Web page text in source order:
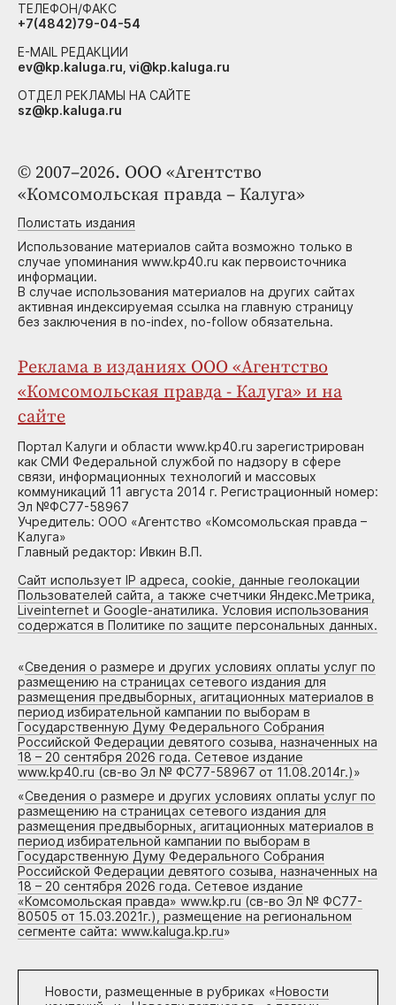
© 2007–2026. ООО «Агентство
«Комсомольская правда – Калуга»
Полистать издания
Использование материалов сайта возможно только в
случае упоминания www.kp40.ru как первоисточника
информации.
В случае использования материалов на других сайтах
активная индексируемая ссылка на главную страницу
без заключения в no-index, no-follow обязательна.
Реклама в изданиях ООО «Агентство
«Комсомольская правда - Калуга» и на
сайте
Портал Калуги и области www.kp40.ru зарегистрирован
как СМИ Федеральной службой по надзору в сфере
связи, информационных технологий и массовых
коммуникаций 11 августа 2014 г. Регистрационный номер:
Эл №ФС77-58967
Учредитель: ООО «Агентство «Комсомольская правда –
Калуга»
Главный редактор: Ивкин В.П.
Сайт использует IP адреса, cookie, данные геолокации
Пользователей сайта, а также счетчики Яндекс.Метрика,
Liveinternet и Google-анатилика. Условия использования
содержатся в Политике по защите персональных данных.
«Сведения о размере и других условиях оплаты услуг по
размещению на страницах сетевого издания для
размещения предвыборных, агитационных материалов в
период избирательной кампании по выборам в
Государственную Думу Федерального Собрания
Российской Федерации девятого созыва, назначенных на
18 – 20 сентября 2026 года. Сетевое издание
www.kp40.ru (св-во Эл № ФС77-58967 от 11.08.2014г.)»
«Сведения о размере и других условиях оплаты услуг по
размещению на страницах сетевого издания для
размещения предвыборных, агитационных материалов в
период избирательной кампании по выборам в
Государственную Думу Федерального Собрания
Российской Федерации девятого созыва, назначенных на
18 – 20 сентября 2026 года. Сетевое издание
«Комсомольская правда» www.kp.ru (св-во Эл № ФС77-
80505 от 15.03.2021г.), размещение на региональном
сегменте сайта: www.kaluga.kp.ru»
Новости, размещенные в рубриках «Новости
ТЕЛЕФОН/ФАКС
+7(4842)79-04-54
E-MAIL РЕДАКЦИИ
ev@kp.kaluga.ru, vi@kp.kaluga.ru
ОТДЕЛ РЕКЛАМЫ НА САЙТЕ
sz@kp.kaluga.ru